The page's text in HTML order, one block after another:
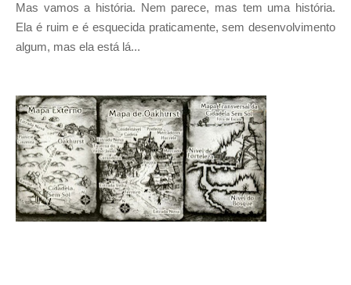
Mas vamos a história. Nem parece, mas tem uma história.
Ela é ruim e é esquecida praticamente, sem desenvolvimento
algum, mas ela está lá...